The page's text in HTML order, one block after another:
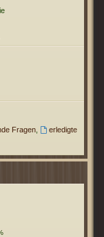
Fragen,
erledigte